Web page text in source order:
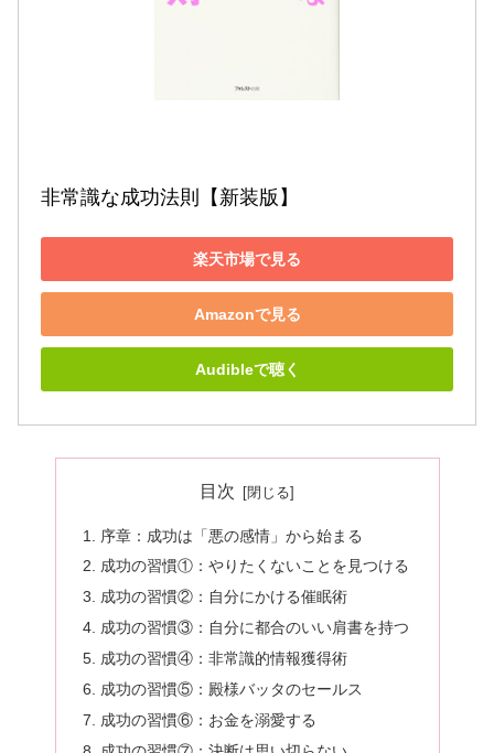
非常識な成功法則【新装版】
楽天市場で見る
Amazonで見る
Audibleで聴く
目次
序章：成功は「悪の感情」から始まる
成功の習慣①：やりたくないことを見つける
成功の習慣②：自分にかける催眠術
成功の習慣③：自分に都合のいい肩書を持つ
成功の習慣④：非常識的情報獲得術
成功の習慣⑤：殿様バッタのセールス
成功の習慣⑥：お金を溺愛する